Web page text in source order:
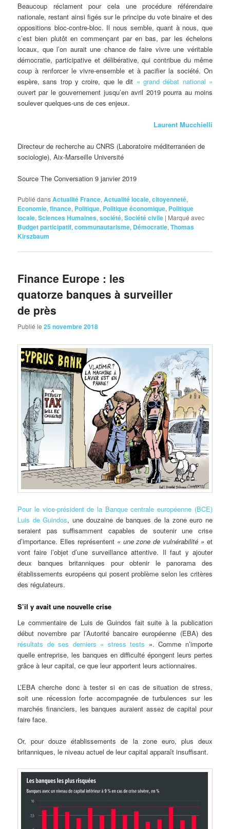
Beaucoup réclament pour cela une procédure référendaire
nationale, restant ainsi figés sur le principe du vote binaire et des
oppositions bloc-contre-bloc. Il nous semble, quant à nous, que
c’est bien plutôt en commençant par en bas, par les échelons
locaux, que l’on aurait une chance de faire vivre une véritable
démocratie, participative et délibérative, qui contribue du même
coup à renforcer le vivre-ensemble et à pacifier la société. On
espère, sans trop y croire, que le dit « grand débat national »
ouvert par le gouvernement jusqu’en avril 2019 pourra au moins
soulever quelques-uns de ces enjeux.
Laurent Mucchielli
Directeur de recherche au CNRS (Laboratoire méditerranéen de
sociologie), Aix-Marseille Université
Source The Conversation 9 janvier 2019
Publié dansActualité France,Actualité locale,citoyenneté,
Economie,finance, Politique, Politique économique, Politique
locale,Sciences Humaines,société,Société civile | Marqué avec
Budget participatif,communautarisme, Démocratie,Thomas
Kirszbaum
Finance Europe : les
quatorze banques à surveiller
de près
Publié le25 novembre 2018
Pour le vice-président de la Banque centrale européenne (BCE)
Luis de Guindos, une douzaine de banques de la zone euro ne
seraient pas suffisamment capables de soutenir une crise
d’importance. Elles représentent « une zone de vulnérabilité » et
vont faire l’objet d’une surveillance attentive. Il faut y ajouter
deux banques britanniques pour obtenir le panorama des
établissements européens qui posent problème selon les critères
des régulateurs.
S’il y avait une nouvelle crise
Le commentaire de Luis de Guindos fait suite à la publication
début novembre par l’Autorité bancaire européenne (EBA) des
résultats de ses derniers « stress tests ». Comme n’importe
quelle entreprise, les banques en difficulté épongent leurs pertes
grâce à leur capital, ce que leur apportent leurs actionnaires.
L’EBA cherche donc à tester si en cas de situation de stress,
soit une récession forte accompagnée de turbulences sur les
marchés financiers, les banques auraient assez de capital pour
faire face.
Or, pour douze établissements de la zone euro, plus deux
britanniques, le niveau actuel de leur capital apparaît insuffisant.